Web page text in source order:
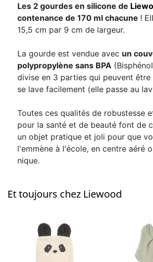
Les 2 gourdes en silicone de
contenance de 170 ml chacune !
15,5 cm par 9 cm de largeur.
La gourde est vendue avec un
polypropylène sans BPA
divise en 3 parties qui peuvent être
se lave facilement (elle passe au
Toutes ces qualités de robustesse
pour la santé et de beauté font de
un objet pratique et joli pour que
l'emmène à l'école, en centre aéré
nique.
Et toujours chez Liewood